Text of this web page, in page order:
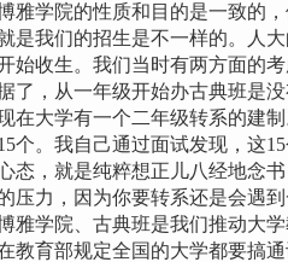
雅学院的性质和目的是一致的
是我们的招生是不一样的。人
始收生。我们当时有两方面的
了，从一年级开始办古典班是
在大学有一个二年级转系的建
个。我自己通过面试发现，这
态，就是纯粹想正儿八经地念
压力，因为你要转系还是会遇到
学院、古典班是我们推动大学
教育部规定全国的大学都要搞